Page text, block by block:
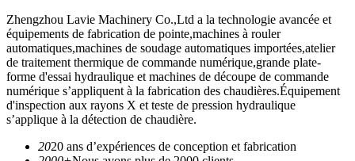
Zhengzhou Lavie Machinery Co.,Ltd a la technologie avancée et
équipements de fabrication de pointe,machines à rouler
automatiques,machines de soudage automatiques importées,atelier
de traitement thermique de commande numérique,grande plate-
forme d'essai hydraulique et machines de découpe de commande
numérique s’appliquent à la fabrication des chaudières.Équipement
d'inspection aux rayons X et teste de pression hydraulique
s’applique à la détection de chaudière.
2020 ans d’expériences de conception et fabrication